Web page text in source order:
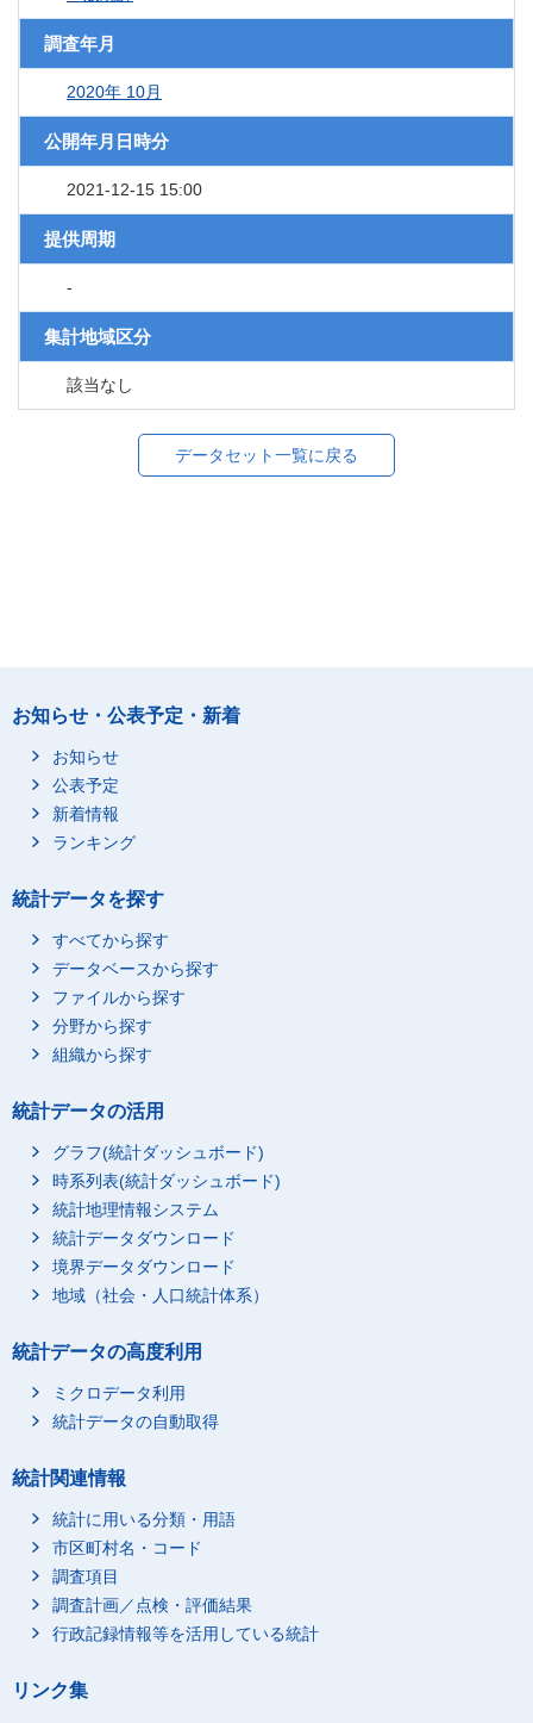
調査年月
2020年 10月
公開年月日時分
2021-12-15 15:00
提供周期
-
集計地域区分
該当なし
データセット一覧に戻る
お知らせ・公表予定・新着
お知らせ
公表予定
新着情報
ランキング
統計データを探す
すべてから探す
データベースから探す
ファイルから探す
分野から探す
組織から探す
統計データの活用
グラフ(統計ダッシュボード)
時系列表(統計ダッシュボード)
統計地理情報システム
統計データダウンロード
境界データダウンロード
地域（社会・人口統計体系）
統計データの高度利用
ミクロデータ利用
統計データの自動取得
統計関連情報
統計に用いる分類・用語
市区町村名・コード
調査項目
調査計画／点検・評価結果
行政記録情報等を活用している統計
リンク集